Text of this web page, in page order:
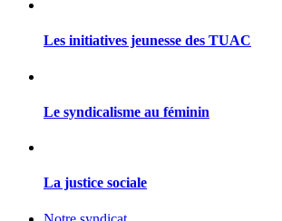
Les initiatives jeunesse des TUAC
Le syndicalisme au féminin
La justice sociale